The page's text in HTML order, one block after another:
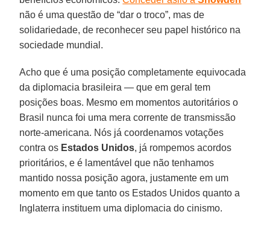
não é uma questão de “dar o troco”, mas de
solidariedade, de reconhecer seu papel histórico na
sociedade mundial.
Acho que é uma posição completamente equivocada
da diplomacia brasileira — que em geral tem
posições boas. Mesmo em momentos autoritários o
Brasil nunca foi uma mera corrente de transmissão
norte-americana. Nós já coordenamos votações
contra os Estados Unidos, já rompemos acordos
prioritários, e é lamentável que não tenhamos
mantido nossa posição agora, justamente em um
momento em que tanto os Estados Unidos quanto a
Inglaterra instituem uma diplomacia do cinismo.